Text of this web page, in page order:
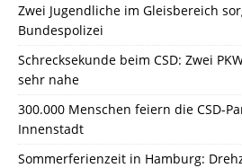
Zwei Jugendliche im Gleisbereich
Bundespolizei
Schrecksekunde beim CSD: Zwei
sehr nahe
300.000 Menschen feiern die CSD-
Innenstadt
Sommerferienzeit in Hamburg: